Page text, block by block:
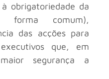
obrigatoriedade da
forma comum),
das acções para
que, em
segurança a